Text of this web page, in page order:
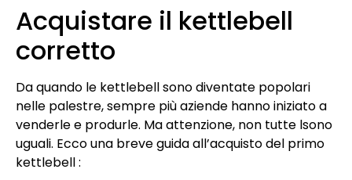
Acquistare il kettlebell
corretto
Da quando le kettlebell sono diventate popolari
nelle palestre, sempre più aziende hanno iniziato a
venderle e produrle. Ma attenzione, non tutte lsono
uguali. Ecco una breve guida all’acquisto del primo
kettlebell :